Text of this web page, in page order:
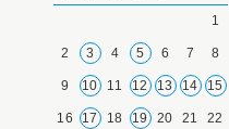
1
2 3 4 5 6 7 8
9 10 11 12 13 14 15
16 17 18 19 20 21 22